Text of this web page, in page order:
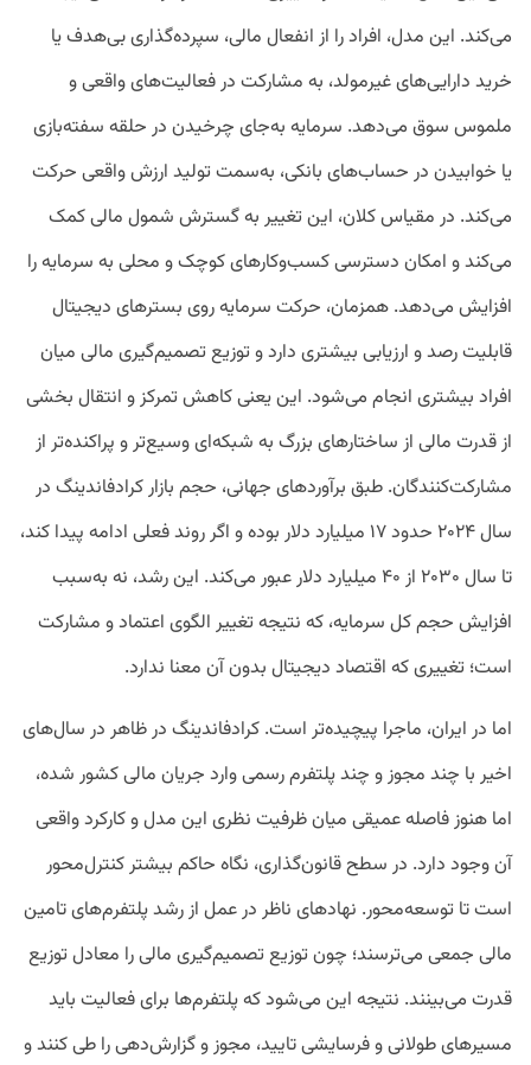
می‌کند. این مدل، افراد را از انفعال مالی، سپرده‌گذاری بی‌هدف یا
خرید دارایی‌های غیرمولد، به مشارکت در فعالیت‌های واقعی و
ملموس سوق می‌دهد. سرمایه به‌جای چرخیدن در حلقه‌ سفته‌بازی
یا خوابیدن در حساب‌های بانکی، به‌سمت تولید ارزش واقعی حرکت
می‌کند. در مقیاس کلان، این تغییر به گسترش شمول مالی کمک
می‌کند و امکان دسترسی کسب‌وکارهای کوچک و محلی به سرمایه را
افزایش می‌دهد. همزمان، حرکت سرمایه روی بسترهای دیجیتال
قابلیت رصد و ارزیابی بیشتری دارد و توزیع تصمیم‌گیری مالی میان
افراد بیشتری انجام می‌شود. این یعنی کاهش تمرکز و انتقال بخشی
از قدرت مالی از ساختارهای بزرگ به شبکه‌ای وسیع‌تر و پراکنده‌تر از
مشارکت‌کنندگان. طبق برآوردهای جهانی، حجم بازار کرادفاندینگ در
سال ۲۰۲۴ حدود ۱۷ میلیارد دلار بوده و اگر روند فعلی ادامه پیدا کند،
تا سال ۲۰۳۰ از ۴۰ میلیارد دلار عبور می‌کند. این رشد، نه به‌سبب
افزایش حجم کل سرمایه، که نتیجه تغییر الگوی اعتماد و مشارکت
است؛ تغییری که اقتصاد دیجیتال بدون آن معنا ندارد.
اما در ایران، ماجرا پیچیده‌تر است. کرادفاندینگ در ظاهر در سال‌های
اخیر با چند مجوز و چند پلتفرم رسمی وارد جریان مالی کشور شده،
اما هنوز فاصله‌ عمیقی میان ظرفیت نظری این مدل و کارکرد واقعی
آن وجود دارد. در سطح قانون‌گذاری، نگاه حاکم بیشتر کنترل‌محور
است تا توسعه‌محور. نهادهای ناظر در عمل از رشد پلتفرم‌های تامین
مالی جمعی می‌ترسند؛ چون توزیع تصمیم‌گیری مالی را معادل توزیع
قدرت می‌بینند. نتیجه این می‌شود که پلتفرم‌ها برای فعالیت باید
مسیرهای طولانی و فرسایشی تایید، مجوز و گزارش‌دهی را طی کنند و